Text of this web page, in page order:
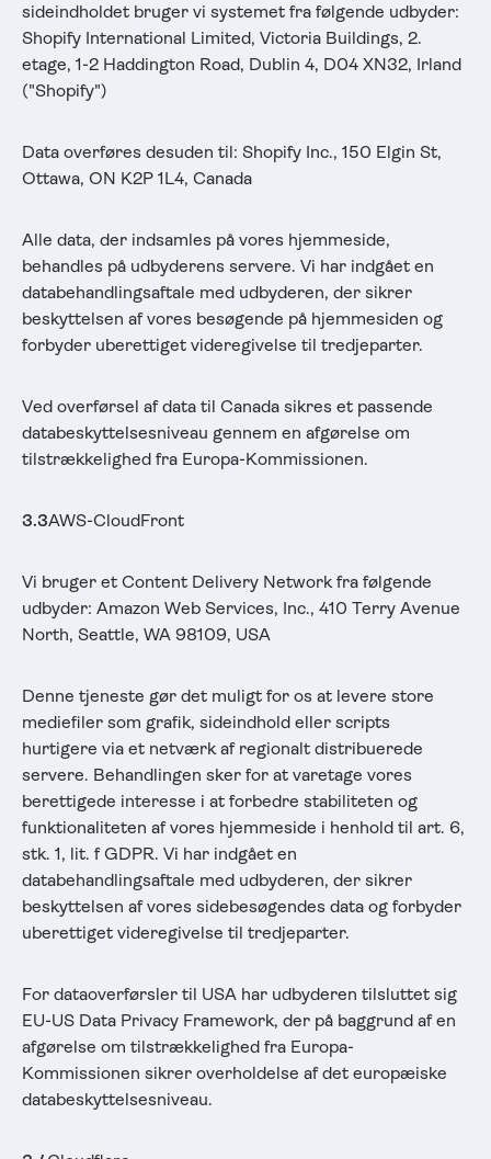
sideindholdet bruger vi systemet fra følgende udbyder:
Shopify International Limited, Victoria Buildings, 2.
etage, 1-2 Haddington Road, Dublin 4, D04 XN32, Irland
("Shopify")
Data overføres desuden til: Shopify Inc., 150 Elgin St,
Ottawa, ON K2P 1L4, Canada
Alle data, der indsamles på vores hjemmeside,
behandles på udbyderens servere. Vi har indgået en
databehandlingsaftale med udbyderen, der sikrer
beskyttelsen af vores besøgende på hjemmesiden og
forbyder uberettiget videregivelse til tredjeparter.
Ved overførsel af data til Canada sikres et passende
databeskyttelsesniveau gennem en afgørelse om
tilstrækkelighed fra Europa-Kommissionen.
3.3AWS-CloudFront
Vi bruger et Content Delivery Network fra følgende
udbyder: Amazon Web Services, Inc., 410 Terry Avenue
North, Seattle, WA 98109, USA
Denne tjeneste gør det muligt for os at levere store
mediefiler som grafik, sideindhold eller scripts
hurtigere via et netværk af regionalt distribuerede
servere. Behandlingen sker for at varetage vores
berettigede interesse i at forbedre stabiliteten og
funktionaliteten af vores hjemmeside i henhold til art. 6,
stk. 1, lit. f GDPR. Vi har indgået en
databehandlingsaftale med udbyderen, der sikrer
beskyttelsen af vores sidebesøgendes data og forbyder
uberettiget videregivelse til tredjeparter.
For dataoverførsler til USA har udbyderen tilsluttet sig
EU-US Data Privacy Framework, der på baggrund af en
afgørelse om tilstrækkelighed fra Europa-
Kommissionen sikrer overholdelse af det europæiske
databeskyttelsesniveau.